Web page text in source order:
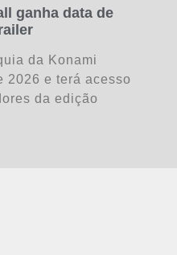
ganha data de
da Konami
2026 e terá acesso
da edição